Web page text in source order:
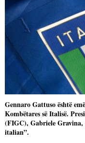
Gennaro Gattuso është
Kombëtares së Italisë.
(FIGC), Gabriele
italian”.